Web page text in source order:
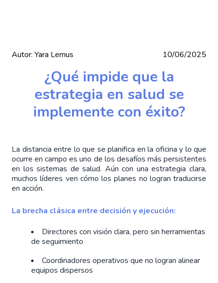
Autor: Yara Lemus 10/06/2025
¿Qué impide que la
estrategia en salud se
implemente con éxito?
La distancia entre lo que se planifica en la oficina y lo que
ocurre en campo es uno de los desafíos más persistentes
en los sistemas de salud. Aún con una estrategia clara,
muchos líderes ven cómo los planes no logran traducirse
en acción.
La brecha clásica entre decisión y ejecución:
Directores con visión clara, pero sin herramientas
de seguimiento
Coordinadores operativos que no logran alinear
equipos dispersos